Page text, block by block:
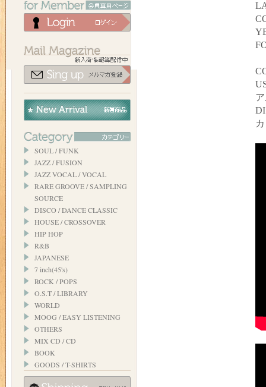
SOUL / FUNK
JAZZ / FUSION
JAZZ VOCAL / VOCAL
RARE GROOVE / SAMPLING
SOURCE
DISCO / DANCE CLASSIC
HOUSE / CROSSOVER
HIP HOP
R&B
JAPANESE
7 inch(45's)
ROCK / POPS
O.S.T / LIBRARY
WORLD
MOOG / EASY LISTENING
OTHERS
MIX CD / CD
BOOK
GOODS / T-SHIRTS